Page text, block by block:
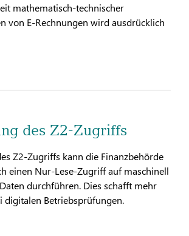
mathematisch-technischer
von E-Rechnungen wird ausdrücklich
des Z2-Zugriffs
Z2-Zugriffs kann die Finanzbehörde
einen Nur-Lese-Zugriff auf maschinell
durchführen. Dies schafft mehr
digitalen Betriebsprüfungen.